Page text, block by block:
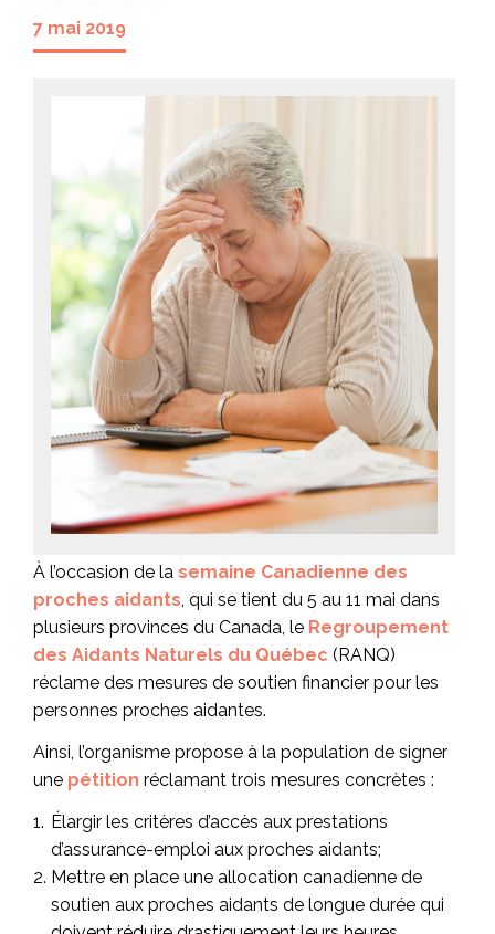
7 mai 2019
À l’occasion de la semaine Canadienne des
proches aidants, qui se tient du 5 au 11 mai dans
plusieurs provinces du Canada, le Regroupement
des Aidants Naturels du Québec (RANQ)
réclame des mesures de soutien financier pour les
personnes proches aidantes.
Ainsi, l’organisme propose à la population de signer
une pétition réclamant trois mesures concrètes :
Élargir les critères d’accès aux prestations
d’assurance-emploi aux proches aidants;
Mettre en place une allocation canadienne de
soutien aux proches aidants de longue durée qui